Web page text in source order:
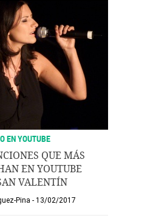
EN YOUTUBE
QUE MÁS
EN YOUTUBE
VALENTÍN
Pina 13/02/2017